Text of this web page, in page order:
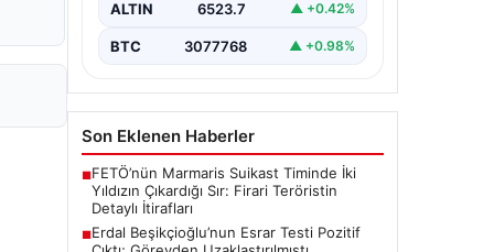
Belediye Başkanı Erdal
ALTIN 6523.7 ▲ +0.42%
BTC 3077768 ▲ +0.98%
Son Eklenen Haberler
■FETÖ’nün Marmaris Suikast Timinde İki
Yıldızın Çıkardığı Sır: Firari Teröristin
Detaylı İtirafları
■Erdal Beşikçioğlu’nun Esrar Testi Pozitif